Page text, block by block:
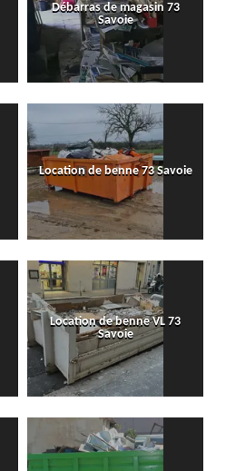
Débarras de magasin 73
Savoie
Location de benne 73 Savoie
Location de benne VL 73
Savoie